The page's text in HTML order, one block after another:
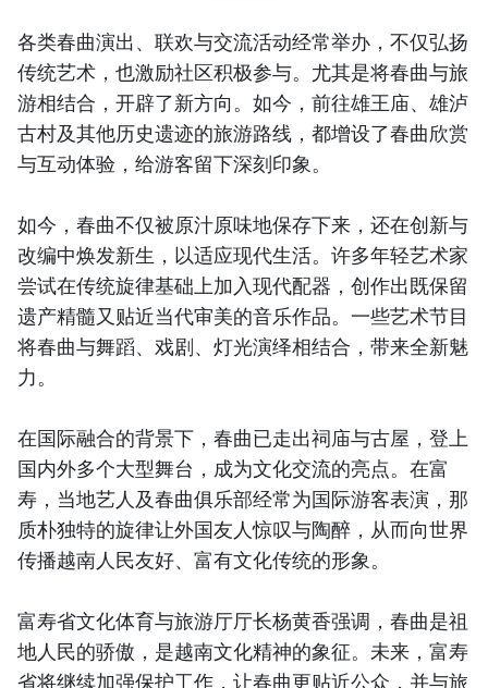
各类春曲演出、联欢与交流活动经常举办，不仅弘扬
传统艺术，也激励社区积极参与。尤其是将春曲与旅
游相结合，开辟了新方向。如今，前往雄王庙、雄泸
古村及其他历史遗迹的旅游路线，都增设了春曲欣赏
与互动体验，给游客留下深刻印象。
如今，春曲不仅被原汁原味地保存下来，还在创新与
改编中焕发新生，以适应现代生活。许多年轻艺术家
尝试在传统旋律基础上加入现代配器，创作出既保留
遗产精髓又贴近当代审美的音乐作品。一些艺术节目
将春曲与舞蹈、戏剧、灯光演绎相结合，带来全新魅
力。
在国际融合的背景下，春曲已走出祠庙与古屋，登上
国内外多个大型舞台，成为文化交流的亮点。在富
寿，当地艺人及春曲俱乐部经常为国际游客表演，那
质朴独特的旋律让外国友人惊叹与陶醉，从而向世界
传播越南人民友好、富有文化传统的形象。
富寿省文化体育与旅游厅厅长杨黄香强调，春曲是祖
地人民的骄傲，是越南文化精神的象征。未来，富寿
省将继续加强保护工作，让春曲更贴近公众，并与旅